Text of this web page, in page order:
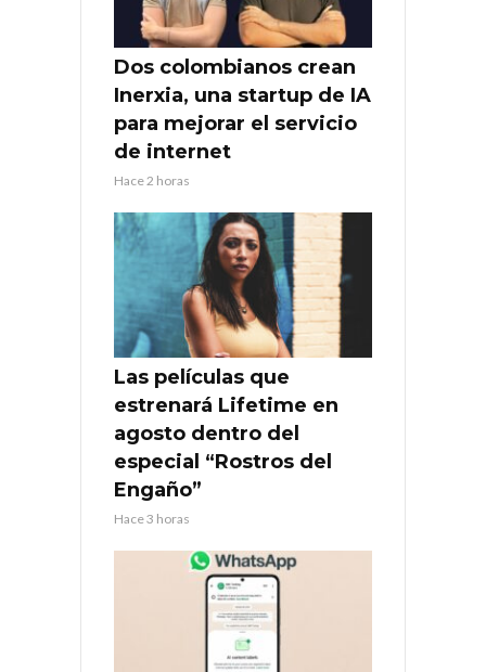
Dos colombianos crean
Inerxia, una startup de IA
para mejorar el servicio
de internet
Hace 2 horas
Las películas que
estrenará Lifetime en
agosto dentro del
especial “Rostros del
Engaño”
Hace 3 horas